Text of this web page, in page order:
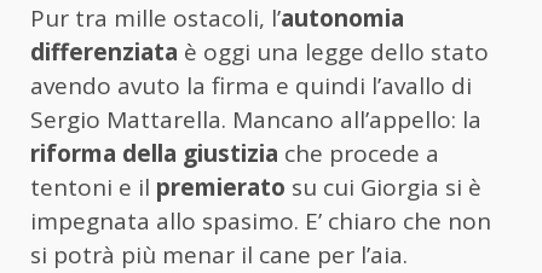
Pur tra mille ostacoli, l’autonomia
differenziata è oggi una legge dello stato
avendo avuto la firma e quindi l’avallo di
Sergio Mattarella. Mancano all’appello: la
riforma della giustizia che procede a
tentoni e il premierato su cui Giorgia si è
impegnata allo spasimo. E’ chiaro che non
si potrà più menar il cane per l’aia.